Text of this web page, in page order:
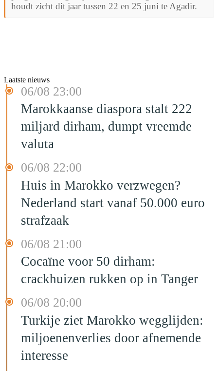
houdt zicht dit jaar tussen 22 en 25 juni te Agadir.
Laatste nieuws
06/08 23:00
Marokkaanse diaspora stalt 222
miljard dirham, dumpt vreemde
valuta
06/08 22:00
Huis in Marokko verzwegen?
Nederland start vanaf 50.000 euro
strafzaak
06/08 21:00
Cocaïne voor 50 dirham:
crackhuizen rukken op in Tanger
06/08 20:00
Turkije ziet Marokko wegglijden:
miljoenenverlies door afnemende
interesse